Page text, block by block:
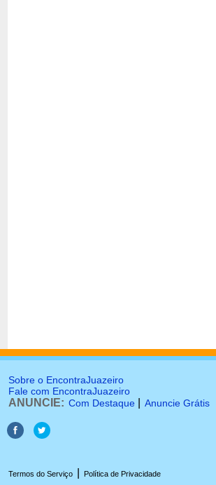
Sobre o EncontraJuazeiro
Fale com EncontraJuazeiro
ANUNCIE: Com Destaque Anuncie Grátis
Termos do Serviço Política de Privacidade